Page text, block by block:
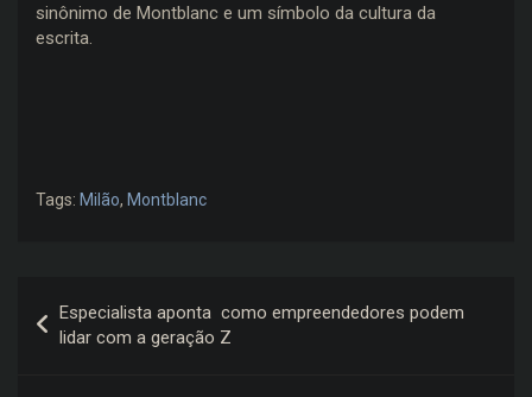
sinônimo de Montblanc e um símbolo da cultura da
escrita.
Tags: Milão, Montblanc
de
Especialista aponta como empreendedores podem
lidar com a geração Z